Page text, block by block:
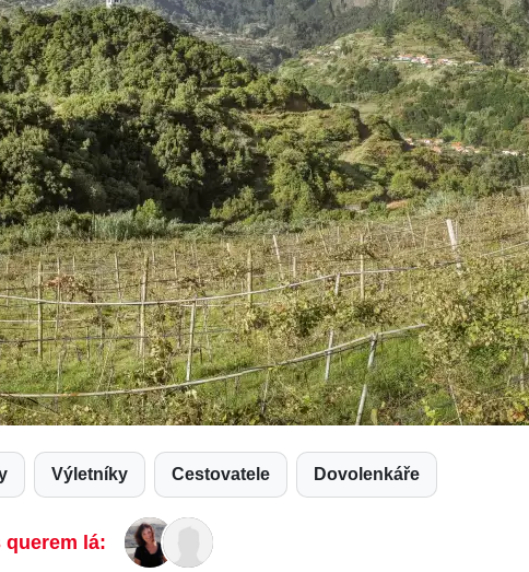
Výletníky Cestovatele Dovolenkáře
querem lá: